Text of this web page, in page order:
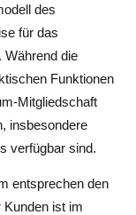
des
für das
Während die
Funktionen
Mitgliedschaft
insbesondere
verfügbar sind.
entsprechen den
ist im